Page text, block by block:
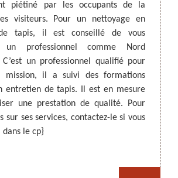
, REMPAILLAGE -
- RECOLLAGE, 59 NORD
59
Cannage fauteuil, chaises
et sièges 59
piétiné par les occupants de la
visiteurs. Pour un nettoyage en
tapis, il est conseillé de vous
professionnel comme Nord
C’est un professionnel qualifié pour
mission, il a suivi des formations
entretien de tapis. Il est en mesure
une prestation de qualité. Pour
sur ses services, contactez-le si vous
le cp}
Les
les
il
faire
site
de